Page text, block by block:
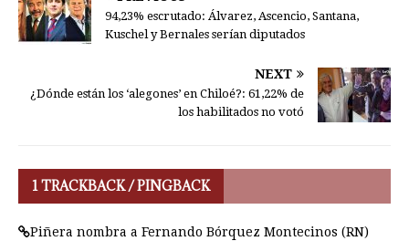
94,23% escrutado: Álvarez, Ascencio, Santana,
Kuschel y Bernales serían diputados
NEXT
¿Dónde están los ‘alegones’ en Chiloé?: 61,22% de
los habilitados no votó
1 TRACKBACK / PINGBACK
Piñera nombra a Fernando Bórquez Montecinos (RN)